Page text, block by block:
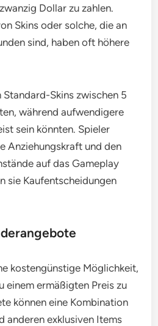
Dollar zu zahlen.
Skins oder solche, die an
sind, haben oft höhere
Skins zwischen 5
während aufwendigere
sein könnten. Spieler
Anziehungskraft und den
auf das Gameplay
sie Kaufentscheidungen
kostengünstige Möglichkeit,
einem ermäßigten Preis zu
können eine Kombination
anderen exklusiven Items